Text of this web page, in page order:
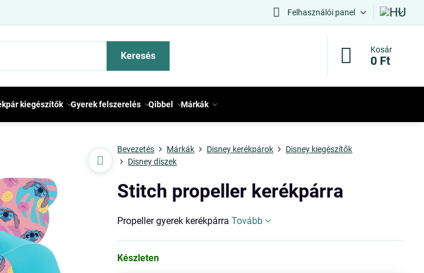
Felhasználói panel
Keresés
Kosár
0 Ft
kiegészítők Gyerek felszerelés Qibbel Márkák
Bevezetés Márkák Disney kerékpárok
Disney kiegészítők
Disney díszek
Stitch propeller kerékpárra
Propeller gyerek kerékpárraTovább
Készleten